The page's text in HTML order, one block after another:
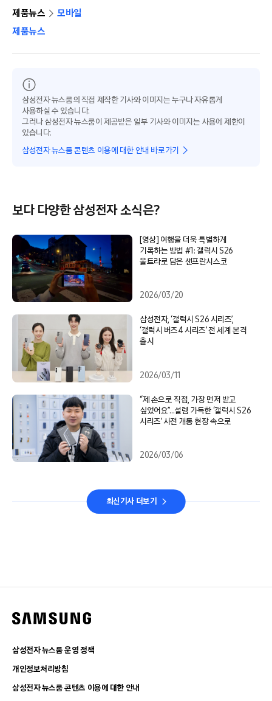
제품뉴스
모바일
제품뉴스
삼성전자 뉴스룸의 직접 제작한 기사와 이미지는 누구나 자유롭게
사용하실 수 있습니다.
그러나 삼성전자 뉴스룸이 제공받은 일부 기사와 이미지는 사용에 제한이
있습니다.
삼성전자 뉴스룸 콘텐츠 이용에 대한 안내 바로가기
보다 다양한 삼성전자 소식은?
[영상] 여행을 더욱 특별하게
기록하는 방법 #1: 갤럭시 S26
울트라로 담은 샌프란시스코
2026/03/20
삼성전자, ‘갤럭시 S26 시리즈’,
‘갤럭시 버즈4 시리즈’ 전 세계 본격
출시
2026/03/11
“제 손으로 직접, 가장 먼저 받고
싶었어요”…설렘 가득한 ‘갤럭시 S26
시리즈’ 사전 개통 현장 속으로
2026/03/06
최신기사 더보기
삼성전자 뉴스룸 운영 정책
개인정보처리방침
삼성전자 뉴스룸 콘텐츠 이용에 대한 안내